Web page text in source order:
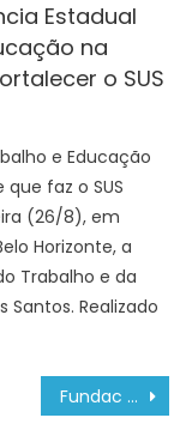
Estadual
na
o SUS
e Educação
faz o SUS
(26/8), em
Horizonte, a
Trabalho e da
Santos. Realizado
Fundac abre inscrições para oficinas de informática – Prefeitura Municipal de Ubatuba